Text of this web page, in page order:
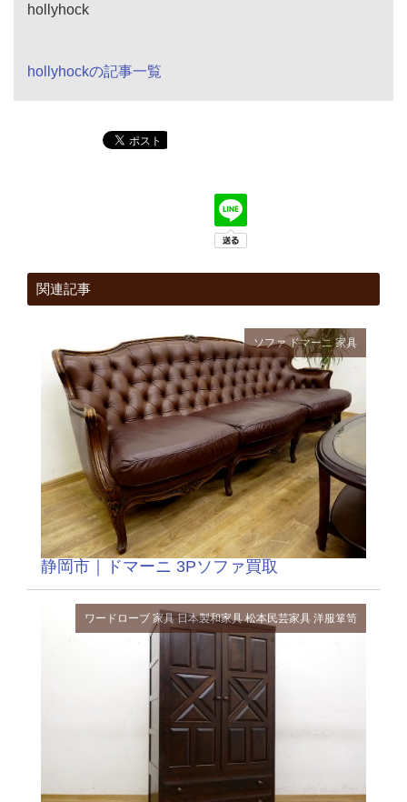
hollyhock
hollyhockの記事一覧
関連記事
ソファ ドマーニ 家具
静岡市｜ドマーニ 3Pソファ買取
ワードローブ 家具 日本製和家具 松本民芸家具 洋服箪笥